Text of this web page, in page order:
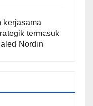
kerjasama
termasuk
Nordin